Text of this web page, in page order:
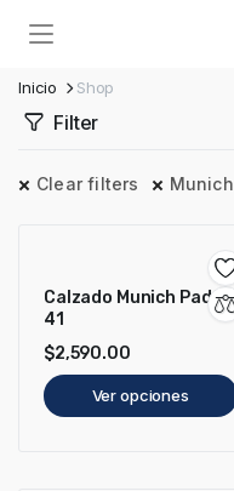
Inicio Shop
Filter
Clear filters Munich
Calzado Munich Pad X
41
$2,590.00
Ver opciones